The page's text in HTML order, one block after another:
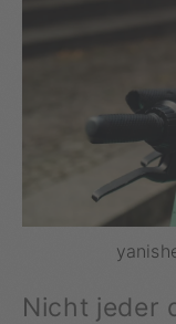
Nicht jeder